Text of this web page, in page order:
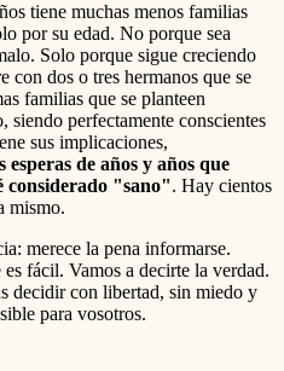
tiene muchas menos familias
por su edad. No porque sea
Solo porque sigue creciendo
con dos o tres hermanos que se
familias que se planteen
siendo perfectamente conscientes
sus implicaciones,
de años y años que
considerado "sano". Hay cientos
mismo.
merece la pena informarse.
fácil. Vamos a decirte la verdad.
decidir con libertad, sin miedo y
para vosotros.